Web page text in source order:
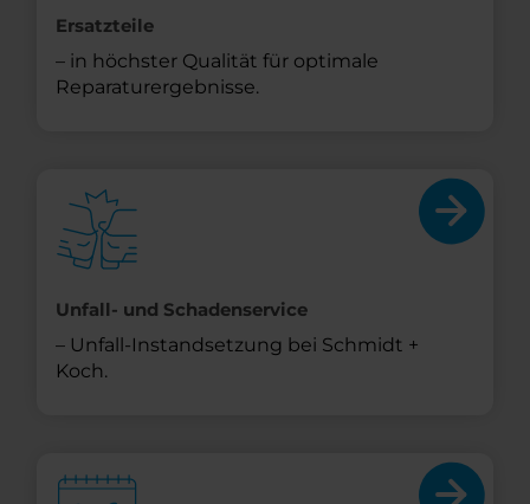
Ersatzteile
– in höchster Qualität für optimale
Reparaturergebnisse.
Unfall- und Schadenservice
– Unfall-Instandsetzung bei Schmidt +
Koch.